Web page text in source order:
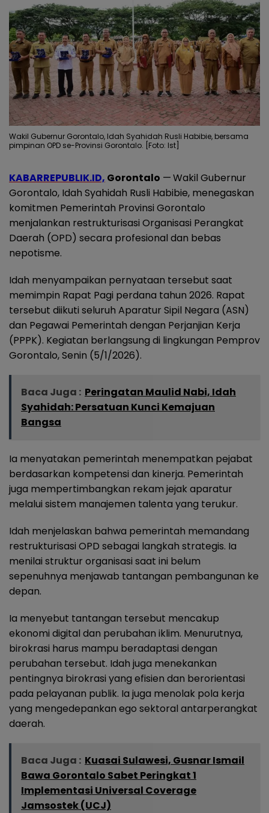
Wakil Gubernur Gorontalo, Idah Syahidah Rusli Habibie, bersama
pimpinan OPD se-Provinsi Gorontalo. [Foto: Ist]
KABARREPUBLIK.ID, Gorontalo —Wakil Gubernur
Gorontalo, Idah Syahidah Rusli Habibie, menegaskan
komitmen Pemerintah Provinsi Gorontalo
menjalankan restrukturisasi Organisasi Perangkat
Daerah (OPD) secara profesional dan bebas
nepotisme.
Idah menyampaikan pernyataan tersebut saat
memimpin Rapat Pagi perdana tahun 2026. Rapat
tersebut diikuti seluruh Aparatur Sipil Negara (ASN)
dan Pegawai Pemerintah dengan Perjanjian Kerja
(PPPK). Kegiatan berlangsung di lingkungan Pemprov
Gorontalo, Senin (5/1/2026).
Baca Juga : Peringatan Maulid Nabi, Idah
Syahidah: Persatuan Kunci Kemajuan
Bangsa
Ia menyatakan pemerintah menempatkan pejabat
berdasarkan kompetensi dan kinerja. Pemerintah
juga mempertimbangkan rekam jejak aparatur
melalui sistem manajemen talenta yang terukur.
Idah menjelaskan bahwa pemerintah memandang
restrukturisasi OPD sebagai langkah strategis. Ia
menilai struktur organisasi saat ini belum
sepenuhnya menjawab tantangan pembangunan ke
depan.
Ia menyebut tantangan tersebut mencakup
ekonomi digital dan perubahan iklim. Menurutnya,
birokrasi harus mampu beradaptasi dengan
perubahan tersebut. Idah juga menekankan
pentingnya birokrasi yang efisien dan berorientasi
pada pelayanan publik. Ia juga menolak pola kerja
yang mengedepankan ego sektoral antarperangkat
daerah.
Baca Juga : Kuasai Sulawesi, Gusnar Ismail
Bawa Gorontalo Sabet Peringkat 1
Implementasi Universal Coverage
Jamsostek (UCJ)